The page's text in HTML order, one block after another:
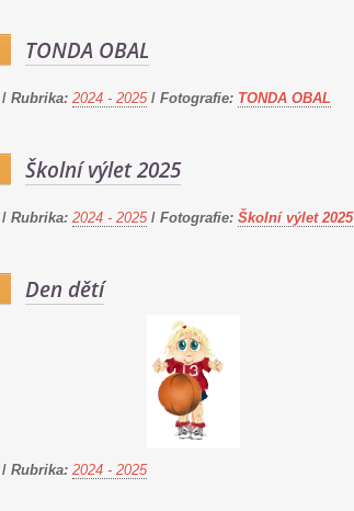
TONDA OBAL
/ Rubrika: 2024 - 2025 / Fotografie: TONDA OBAL
Školní výlet 2025
/ Rubrika: 2024 - 2025 / Fotografie: Školní výlet 2025
Den dětí
/ Rubrika: 2024 - 2025